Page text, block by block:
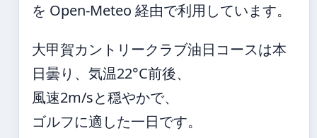
を Open-Meteo 経由で利用しています。
大甲賀カントリークラブ油日コースは本
日曇り、気温22°C前後、
風速2m/sと穏やかで、
ゴルフに適した一日です。